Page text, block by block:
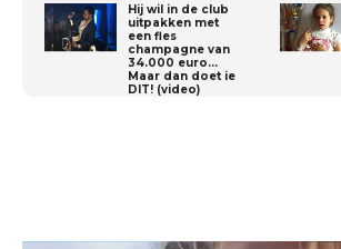
Hij wil in de club
uitpakken met
een fles
champagne van
34.000 euro…
Maar dan doet ie
DIT! (video)